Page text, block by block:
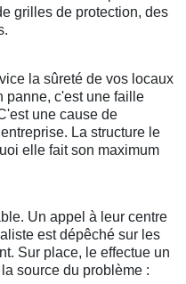
grilles de protection, des
la sûreté de vos locaux
panne, c'est une faille
une cause de
La structure le
elle fait son maximum
Un appel à leur centre
est dépêché sur les
Sur place, le effectue un
source du problème :